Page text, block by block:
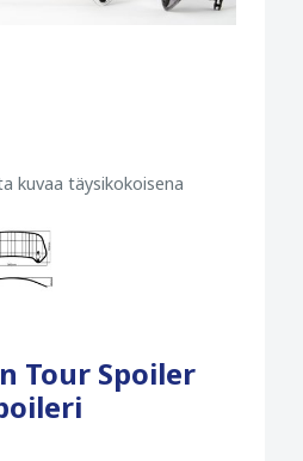
kuvaa täysikokoisena
Tour Spoiler